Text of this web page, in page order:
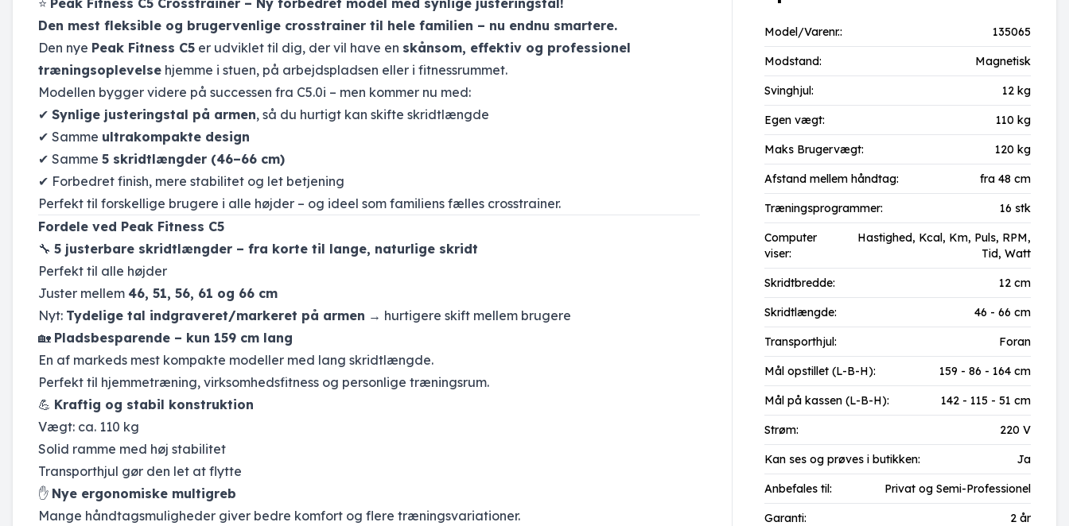
Den mest fleksible og brugervenlige crosstrainer til hele familien – nu endnu smartere.
Den nye Peak Fitness C5 er udviklet til dig, der vil have en skånsom, effektiv og professionel
træningsoplevelse hjemme i stuen, på arbejdspladsen eller i fitnessrummet.
Modellen bygger videre på successen fra C5.0i – men kommer nu med:
✔ Synlige justeringstal på armen, så du hurtigt kan skifte skridtlængde
✔ Samme ultrakompakte design
✔ Samme 5 skridtlængder (46–66 cm)
✔ Forbedret finish, mere stabilitet og let betjening
Perfekt til forskellige brugere i alle højder – og ideel som familiens fælles crosstrainer.
Fordele ved Peak Fitness C5
🔧 5 justerbare skridtlængder – fra korte til lange, naturlige skridt
Perfekt til alle højder
Juster mellem 46, 51, 56, 61 og 66 cm
Nyt: Tydelige tal indgraveret/markeret på armen → hurtigere skift mellem brugere
🏡 Pladsbesparende – kun 159 cm lang
En af markeds mest kompakte modeller med lang skridtlængde.
Perfekt til hjemmetræning, virksomhedsfitness og personlige træningsrum.
💪 Kraftig og stabil konstruktion
Vægt: ca. 110 kg
Solid ramme med høj stabilitet
Transporthjul gør den let at flytte
✋ Nye ergonomiske multigreb
Mange håndtagsmuligheder giver bedre komfort og flere træningsvariationer.
Model/Varenr.: 135065
Modstand: Magnetisk
Svinghjul: 12 kg
Egen vægt: 110 kg
Maks Brugervægt: 120 kg
Afstand mellem håndtag: fra 48 cm
Træningsprogrammer: 16 stk
Computer
viser:
Hastighed, Kcal, Km, Puls, RPM,
Tid, Watt
Skridtbredde: 12 cm
Skridtlængde: 46 - 66 cm
Transporthjul: Foran
Mål opstillet (L-B-H): 159 - 86 - 164 cm
Mål på kassen (L-B-H): 142 - 115 - 51 cm
Strøm: 220 V
Kan ses og prøves i butikken: Ja
Anbefales til: Privat og Semi-Professionel
Garanti: 2 år